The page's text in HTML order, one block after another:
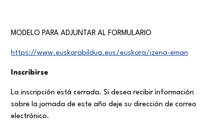
MODELO PARA ADJUNTAR AL FORMULARIO
https://www.euskarabildua.eus/euskara/izena-eman
Inscribirse
La inscripción está cerrada. Si desea recibir información
sobre la jornada de este año deje su dirección de correo
electrónico.